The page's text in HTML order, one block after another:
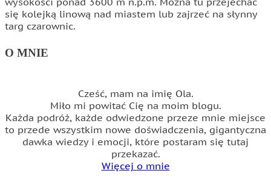
się kolejką linową nad miastem lub zajrzeć na słynny
targ czarownic.
O MNIE
Cześć, mam na imię Ola.
Miło mi powitać Cię na moim blogu.
Każda podróż, każde odwiedzone przeze mnie miejsce
to przede wszystkim nowe doświadczenia, gigantyczna
dawka wiedzy i emocji, które postaram się tutaj
przekazać.
Więcej o mnie